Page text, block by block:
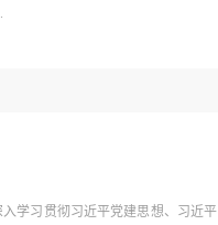
学习贯彻习近平党建思想、习近平